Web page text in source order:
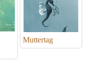
Muttertag